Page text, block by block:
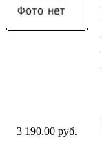
3 190.00 руб.